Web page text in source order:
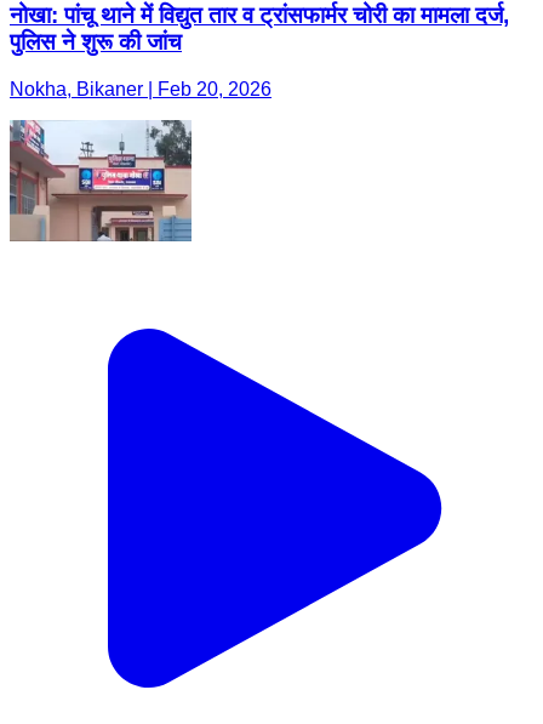
नोखा: पांचू थाने में विद्युत तार व ट्रांसफार्मर चोरी का मामला दर्ज,
पुलिस ने शुरू की जांच
Nokha, Bikaner | Feb 20, 2026